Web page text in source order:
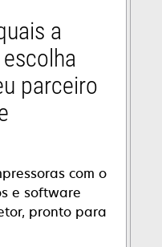
a
parceiro
com o
e software
pronto para